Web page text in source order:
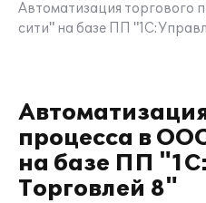
Автоматизация
сити" на базе ПП
процесса в
на базе ПП
Торговлей 8"